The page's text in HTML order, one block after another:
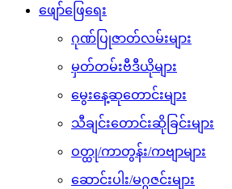
ဖျော်ဖြေရေး
ဂုဏ်ပြုဇာတ်လမ်းများ
မှတ်တမ်းဗီဒီယိုများ
မွေးနေ့ဆုတောင်းများ
သီချင်းတောင်းဆိုခြင်းများ
ဝတ္ထု/ကာတွန်း/ကဗျာများ
ဆောင်းပါး/မဂ္ဂဇင်းများ